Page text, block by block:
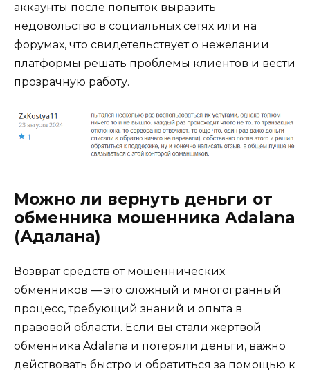
аккаунты после попыток выразить
недовольство в социальных сетях или на
форумах, что свидетельствует о нежелании
платформы решать проблемы клиентов и вести
прозрачную работу.
Можно ли вернуть деньги от
обменника мошенника Adalana
(Адалана)
Возврат средств от мошеннических
обменников — это сложный и многогранный
процесс, требующий знаний и опыта в
правовой области. Если вы стали жертвой
обменника Adalana и потеряли деньги, важно
действовать быстро и обратиться за помощью к